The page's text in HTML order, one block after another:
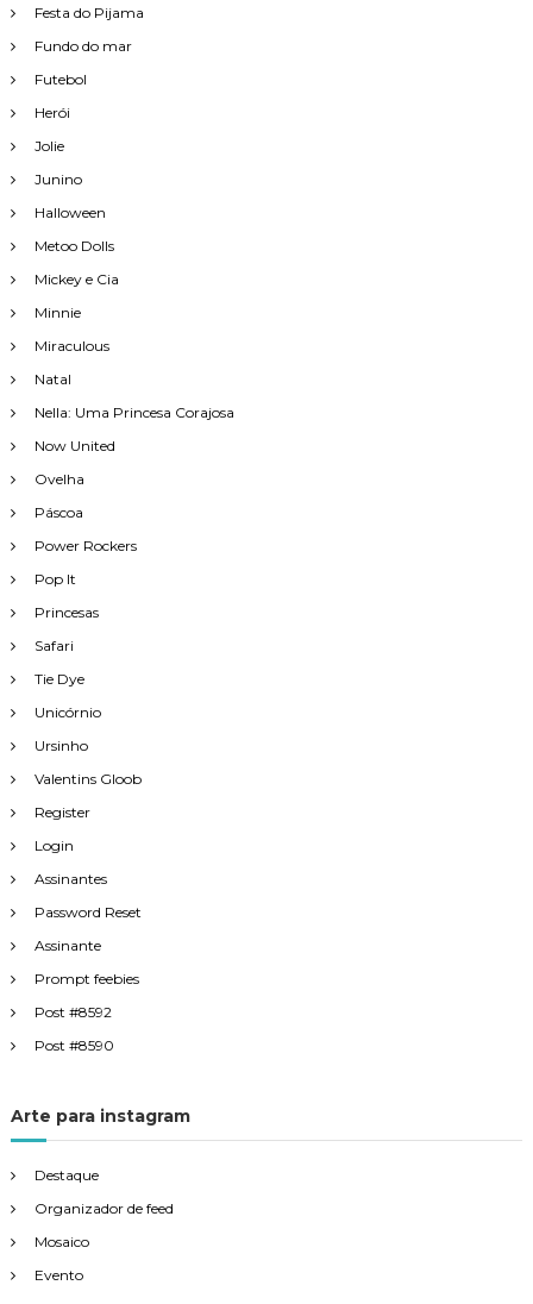
Festa do Pijama
Fundo do mar
Futebol
Herói
Jolie
Junino
Halloween
Metoo Dolls
Mickey e Cia
Minnie
Miraculous
Natal
Nella: Uma Princesa Corajosa
Now United
Ovelha
Páscoa
Power Rockers
Pop It
Princesas
Safari
Tie Dye
Unicórnio
Ursinho
Valentins Gloob
Register
Login
Assinantes
Password Reset
Assinante
Prompt feebies
Post #8592
Post #8590
Arte para instagram
Destaque
Organizador de feed
Mosaico
Evento